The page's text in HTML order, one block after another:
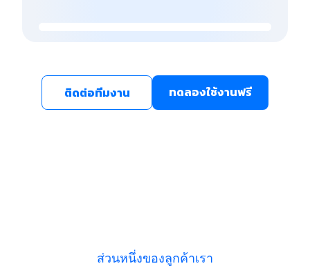
ติดต่อทีมงาน ทดลองใช้งานฟรี
ส่วนหนึ่งของลูกค้าเรา